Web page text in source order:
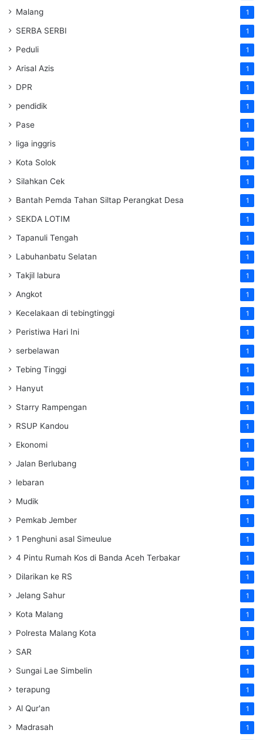
Malang 1
SERBA SERBI 1
Peduli 1
Arisal Azis 1
DPR 1
pendidik 1
Pase 1
liga inggris 1
Kota Solok 1
Silahkan Cek 1
Bantah Pemda Tahan Siltap Perangkat Desa 1
SEKDA LOTIM 1
Tapanuli Tengah 1
Labuhanbatu Selatan 1
Takjil labura 1
Angkot 1
Kecelakaan di tebingtinggi 1
Peristiwa Hari Ini 1
serbelawan 1
Tebing Tinggi 1
Hanyut 1
Starry Rampengan 1
RSUP Kandou 1
Ekonomi 1
Jalan Berlubang 1
lebaran 1
Mudik 1
Pemkab Jember 1
1 Penghuni asal Simeulue 1
4 Pintu Rumah Kos di Banda Aceh Terbakar 1
Dilarikan ke RS 1
Jelang Sahur 1
Kota Malang 1
Polresta Malang Kota 1
SAR 1
Sungai Lae Simbelin 1
terapung 1
Al Qur'an 1
Madrasah 1